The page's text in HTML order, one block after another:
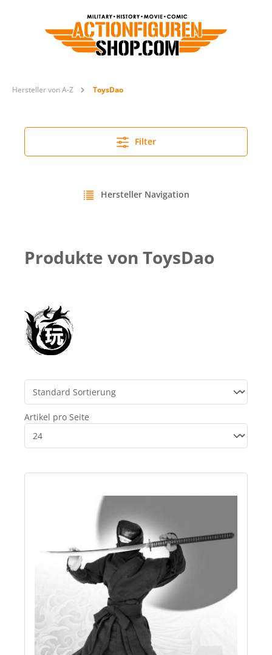
Hersteller von A-Z ToysDao
Filter
Hersteller Navigation
Produkte von ToysDao
Artikel pro Seite